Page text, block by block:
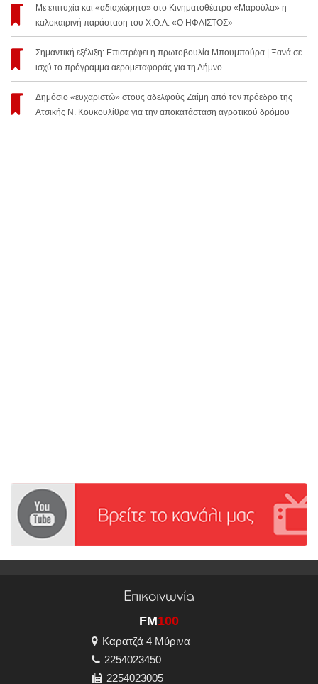
Με επιτυχία και «αδιαχώρητο» στο Κινηματοθέατρο «Μαρούλα» η
καλοκαιρινή παράσταση του Χ.Ο.Λ. «Ο ΗΦΑΙΣΤΟΣ»
Σημαντική εξέλιξη: Επιστρέφει η πρωτοβουλία Μπουμπούρα | Ξανά σε
ισχύ το πρόγραμμα αερομεταφοράς για τη Λήμνο
Δημόσιο «ευχαριστώ» στους αδελφούς Ζαΐμη από τον πρόεδρο της
Ατσικής Ν. Κουκουλίθρα για την αποκατάσταση αγροτικού δρόμου
Επικοινωνία
FM100
Καρατζά 4 Μύρινα
2254023450
2254023005